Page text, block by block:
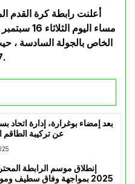
أعلنت رابطة كرة القدم
الخاص بالجولة السادسة ،
27 سبتمبر الى 2 أكتوبر المقبل.
بعد إمضاء بوغرارة، إدارة
عن تركيبة الطاقم
2025 بمواجهة وفاق سطيف ومولودية البيض